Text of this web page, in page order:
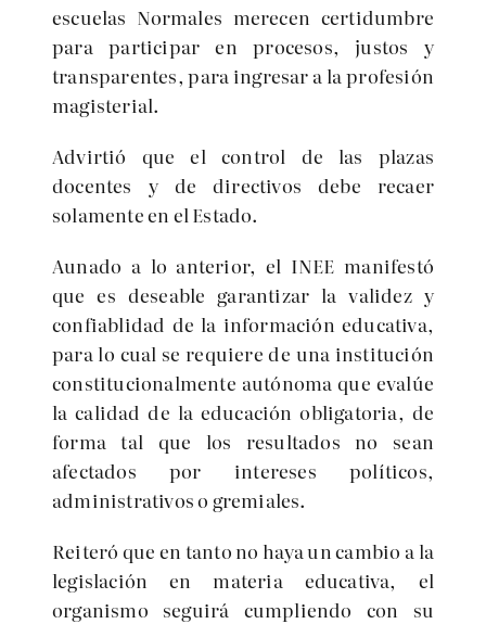
escuelas Normales merecen certidumbre
para participar en procesos, justos y
transparentes, para ingresar a la profesión
magisterial.
Advirtió que el control de las plazas
docentes y de directivos debe recaer
solamente en el Estado.
Aunado a lo anterior, el INEE manifestó
que es deseable garantizar la validez y
confiablidad de la información educativa,
para lo cual se requiere de una institución
constitucionalmente autónoma que evalúe
la calidad de la educación obligatoria, de
forma tal que los resultados no sean
afectados por intereses políticos,
administrativos o gremiales.
Reiteró que en tanto no haya un cambio a la
legislación en materia educativa, el
organismo seguirá cumpliendo con su